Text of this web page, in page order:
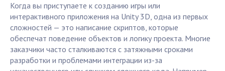
Когда вы приступаете к созданию игры или
интерактивного приложения на Unity 3D, одна из первых
сложностей — это написание скриптов, которые
обеспечат поведение объектов и логику проекта. Многие
заказчики часто сталкиваются с затяжными сроками
разработки и проблемами интеграции из-за